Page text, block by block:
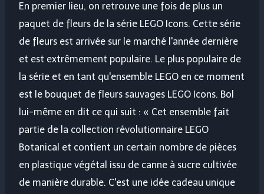
En premier lieu, on retrouve une fois de plus un
paquet de fleurs de la série LEGO Icons. Cette série
de fleurs est arrivée sur le marché l'année dernière
et est extrêmement populaire. Le plus populaire de
la série et en tant qu'ensemble LEGO en ce moment
est le bouquet de fleurs sauvages LEGO Icons. Bol
lui-même en dit ce qui suit : « Cet ensemble fait
partie de la collection révolutionnaire LEGO
Botanical et contient un certain nombre de pièces
en plastique végétal issu de canne à sucre cultivée
de manière durable. C'est une idée cadeau unique